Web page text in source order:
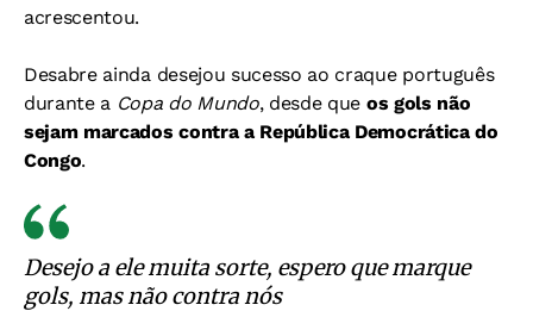
acrescentou.
Desabre ainda desejou sucesso ao craque português
durante a Copa do Mundo, desde que os gols não
sejam marcados contra a República Democrática do
Congo.
Desejo a ele muita sorte, espero que marque
gols, mas não contra nós